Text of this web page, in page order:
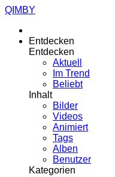
QIMBY
Entdecken
Entdecken
Aktuell
Im Trend
Beliebt
Inhalt
Bilder
Videos
Animiert
Tags
Alben
Benutzer
Kategorien